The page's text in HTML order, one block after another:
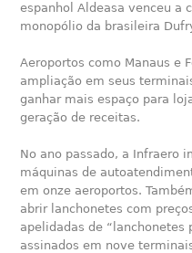
espanhol Aldeasa venceu a
monopólio da brasileira
Aeroportos como Manaus e
ampliação em seus
ganhar mais espaço para
geração de receitas.
No ano passado, a Infraero
máquinas de
em onze aeroportos.
abrir lanchonetes com
apelidadas de “lanchonetes
assinados em nove